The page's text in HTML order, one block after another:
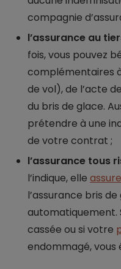
compagnie
l’assurance au
fois, vous pouvez
complémentaires
de vol), de l’acte
du bris de glace.
prétendre à une
de votre contrat ;
l’assurance tous
l’indique, elle
l’assurance bris
automatiquement.
cassée ou si votre
endommagé, vous